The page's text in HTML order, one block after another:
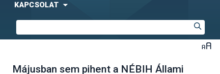
KAPCSOLAT
Májusban sem pihent a NÉBIH Állami